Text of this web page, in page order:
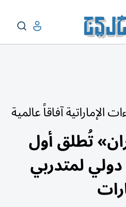
آفاقاً عالمية
تُطلق أول
لمتدربي